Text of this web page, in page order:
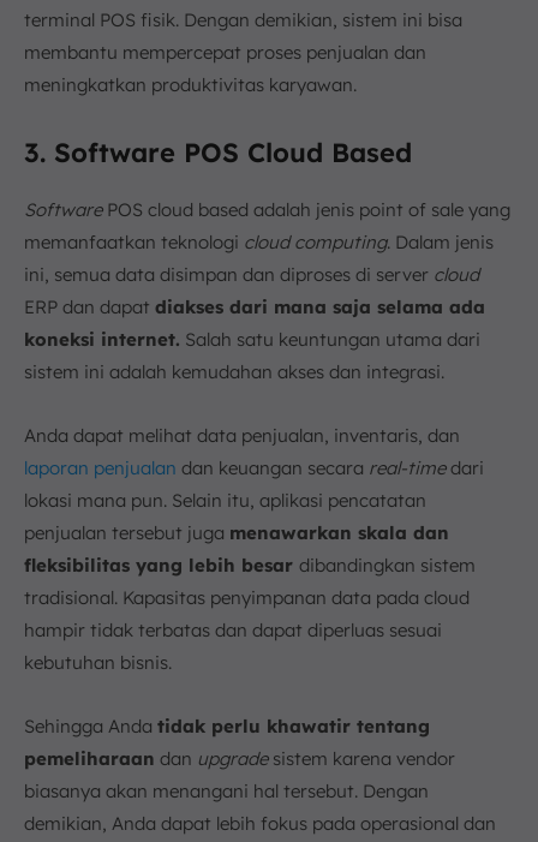
terminal POS fisik. Dengan demikian, sistem ini bisa
membantu mempercepat proses penjualan dan
meningkatkan produktivitas karyawan.
3. Software POS Cloud Based
SoftwarePOS cloud based adalah jenis point of sale yang
memanfaatkan teknologi cloud computing. Dalam jenis
ini, semua data disimpan dan diproses di server cloud
ERP dan dapat diakses dari mana saja selama ada
koneksi internet. Salah satu keuntungan utama dari
sistem ini adalah kemudahan akses dan integrasi.
Anda dapat melihat data penjualan, inventaris, dan
laporan penjualan dan keuangan secara real-timedari
lokasi mana pun. Selain itu, aplikasi pencatatan
penjualan tersebut juga menawarkan skala dan
fleksibilitas yang lebih besar dibandingkan sistem
tradisional. Kapasitas penyimpanan data pada cloud
hampir tidak terbatas dan dapat diperluas sesuai
kebutuhan bisnis.
Sehingga Anda tidak perlu khawatir tentang
pemeliharaan dan upgradesistem karena vendor
biasanya akan menangani hal tersebut. Dengan
demikian, Anda dapat lebih fokus pada operasional dan